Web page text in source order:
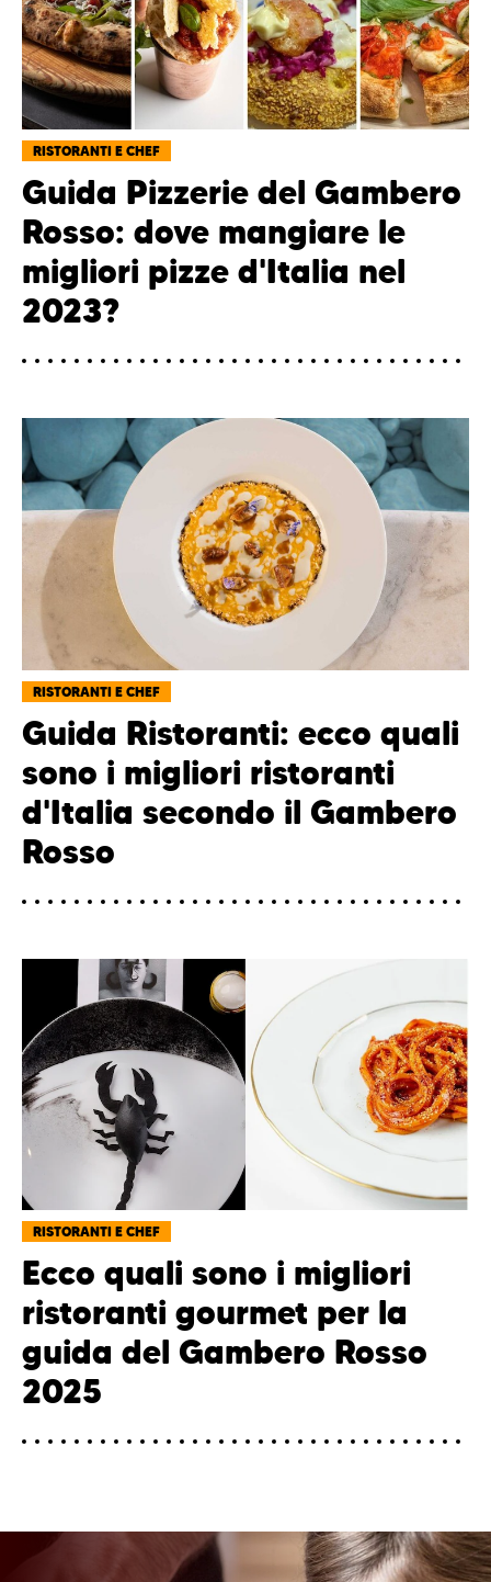
RISTORANTI E CHEF
Guida Pizzerie del Gambero
Rosso: dove mangiare le
migliori pizze d'Italia nel
2023?
RISTORANTI E CHEF
Guida Ristoranti: ecco quali
sono i migliori ristoranti
d'Italia secondo il Gambero
Rosso
RISTORANTI E CHEF
Ecco quali sono i migliori
ristoranti gourmet per la
guida del Gambero Rosso
2025